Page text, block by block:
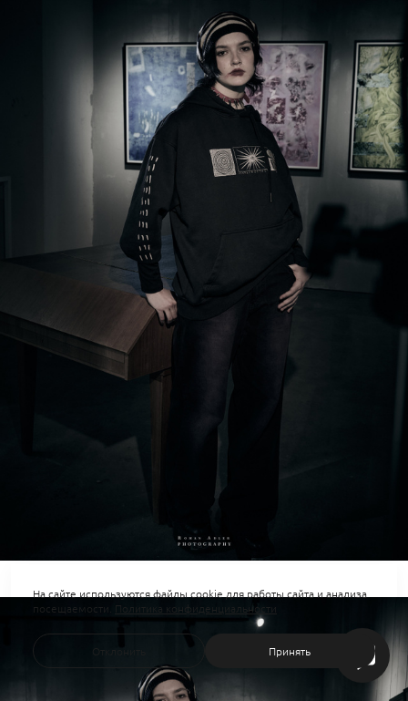
На сайте используются файлы cookie для работы сайта и анализа
посещаемости. Политика конфиденциальности
Отклонить Принять